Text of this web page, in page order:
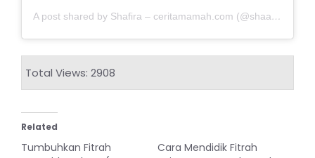
A post shared by Shafira – ceritamamah.com (@shaadl)
Total Views: 2908
Related
Tumbuhkan Fitrah
Cara Mendidik Fitrah